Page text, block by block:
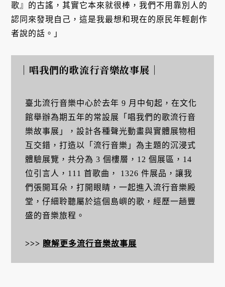
歌』的古謠，其實它本來就很棒，我們不用靠別人的
認同來發現自己，這是我最想和現在的原民年輕創作
者說的話。」
｜唱我們的歌流行音樂故事展｜
臺北流行音樂中心於去年 9 月中旬起，在文化
館舉辦為期五年的常設展「唱我們的歌流行音
樂故事展」，設計各種聲光動畫與實體展物相
互交錯，打造以「流行音樂」為主題的沉浸式
體驗展覽，共分為 3 個樓層，12 個展區，14
位引言人，111 首歌曲， 1326 件展品，讓我
們張開耳朵，打開眼睛，一起進入流行音樂殿
堂，仔細聆聽屬於這個島嶼的歌，經歷一趟豐
盛的音樂旅程。
>>> 瞭解更多流行音樂故事展